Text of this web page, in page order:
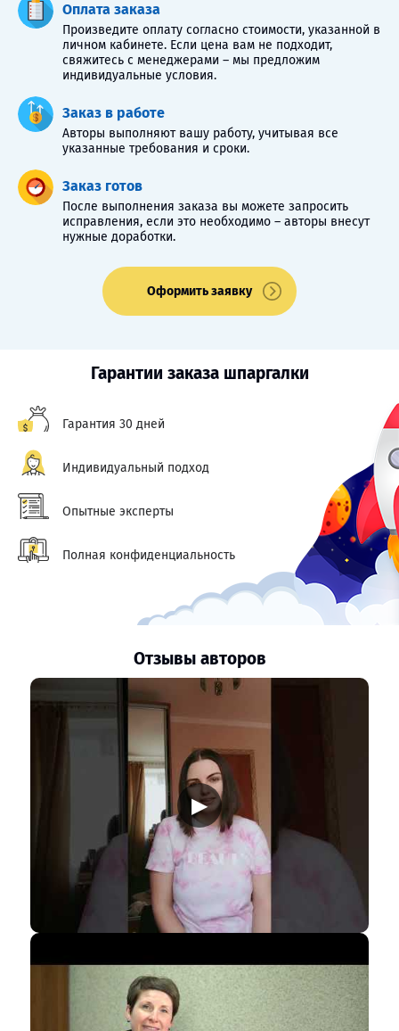
Оплата заказа
Произведите оплату согласно стоимости, указанной в
личном кабинете. Если цена вам не подходит,
свяжитесь с менеджерами – мы предложим
индивидуальные условия.
Заказ в работе
Авторы выполняют вашу работу, учитывая все
указанные требования и сроки.
Заказ готов
После выполнения заказа вы можете запросить
исправления, если это необходимо – авторы внесут
нужные доработки.
Оформить заявку
Гарантии заказа шпаргалки
Гарантия 30 дней
Индивидуальный подход
Опытные эксперты
Полная конфиденциальность
Отзывы авторов
▶